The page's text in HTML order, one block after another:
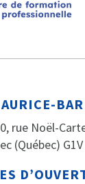
rue Noël-
(Québec)